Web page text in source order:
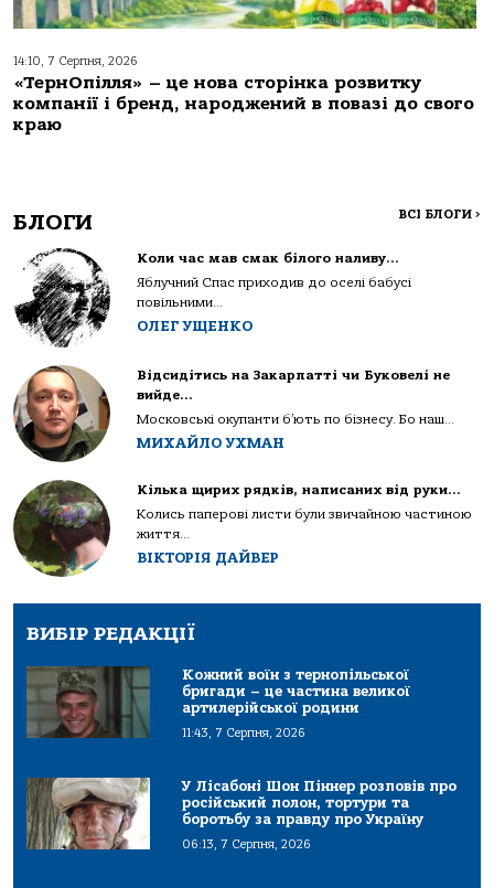
14:10, 7 Серпня, 2026
«ТернОпілля» – це нова сторінка розвитку
компанії і бренд, народжений в повазі до свого
краю
БЛОГИ ВСІ БЛОГИ >
Коли час мав смак білого наливу…
Яблучний Спас приходив до оселі бабусі
повільними...
ОЛЕГ УЩЕНКО
Відсидітись на Закарпатті чи Буковелі не
вийде…
Московські окупанти б’ють по бізнесу. Бо наш...
МИХАЙЛО УХМАН
Кілька щирих рядків, написаних від руки…
Колись паперові листи були звичайною частиною
життя...
ВІКТОРІЯ ДАЙВЕР
ВИБІР РЕДАКЦІЇ
Кожний воїн з тернопільської
бригади – це частина великої
артилерійської родини
11:43, 7 Серпня, 2026
У Лісабоні Шон Піннер розповів про
російський полон, тортури та
боротьбу за правду про Україну
06:13, 7 Серпня, 2026